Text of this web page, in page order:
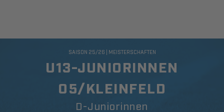
U13-JUNIORINNEN
05/KLEINFELD
D-Juniorinnen
SAISON 25/26 | MEISTERSCHAFTEN